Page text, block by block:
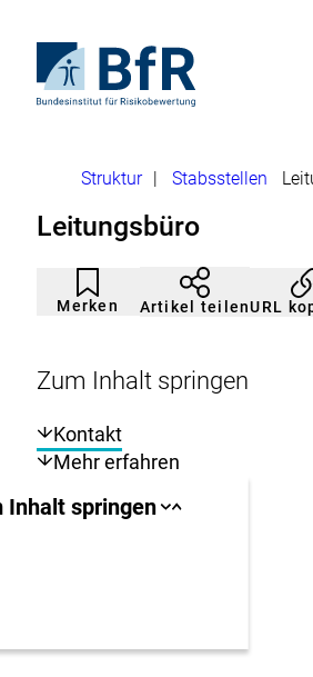
Seiteninhalt
springenStartseite
von
Brotkrumennavigation
Struktur Stabsstellen
Leitungsbüro
Merken
Artikel
nicht
gemerkt
Durch
Klicken
der
Artikel teilenURL
Zum Inhalt springen
Kontakt
Mehr erfahren
Inhalt springen Sprungankerliste
Sprungankerliste